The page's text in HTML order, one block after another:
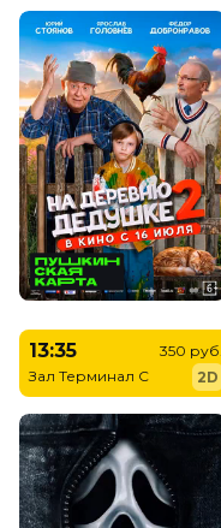
13:35
Зал Терминал C
350 руб.
2D